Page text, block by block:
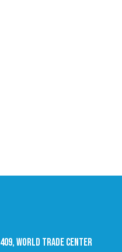
409, World trade Center